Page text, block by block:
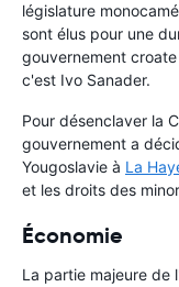
législature
sont élus pour une
gouvernement
c'est Ivo Sanader.
Pour désenclaver la
gouvernement a
Yougoslavie à La
et les droits des
Économie
La partie majeure de